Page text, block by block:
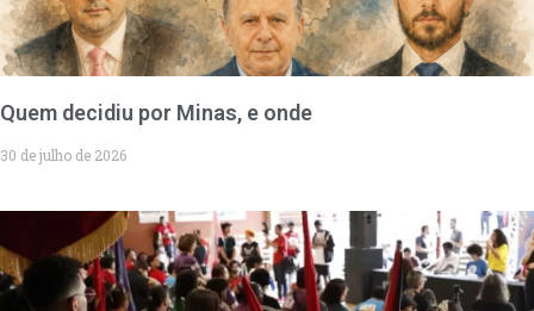
Quem decidiu por Minas, e onde
30 de julho de 2026